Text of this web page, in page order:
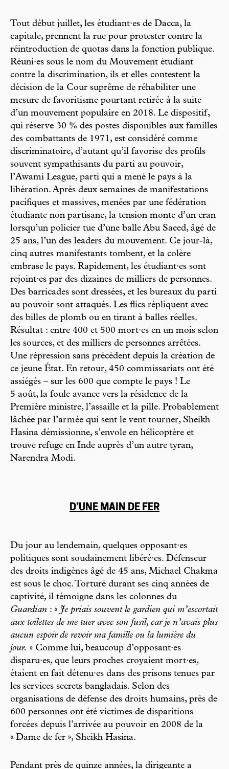
Tout début juillet, les étudiant·es de Dacca, la
capitale, prennent la rue pour protester contre la
réintroduction de quotas dans la fonction publique.
Réuni·es sous le nom du Mouvement étudiant
contre la discrimination, ils et elles contestent la
décision de la Cour suprême de réhabiliter une
mesure de favoritisme pourtant retirée à la suite
d’un mouvement populaire en 2018. Le dispositif,
qui réserve 30 % des postes disponibles aux familles
des combattants de 1971, est considéré comme
discriminatoire, d’autant qu’il favorise des profils
souvent sympathisants du parti au pouvoir,
l’Awami League, parti qui a mené le pays à la
libération. Après deux semaines de manifestations
pacifiques et massives, menées par une fédération
étudiante non partisane, la tension monte d’un cran
lorsqu’un policier tue d’une balle Abu Saeed, âgé de
25 ans, l’un des leaders du mouvement. Ce jour-là,
cinq autres manifestants tombent, et la colère
embrase le pays. Rapidement, les étudiant·es sont
rejoint·es par des dizaines de milliers de personnes.
Des barricades sont dressées, et les bureaux du parti
au pouvoir sont attaqués. Les flics répliquent avec
des billes de plomb ou en tirant à balles réelles.
Résultat : entre 400 et 500 mort·es en un mois selon
les sources, et des milliers de personnes arrêtées.
Une répression sans précédent depuis la création de
ce jeune État. En retour, 450 commissariats ont été
assiégés – sur les 600 que compte le pays ! Le
5 août, la foule avance vers la résidence de la
Première ministre, l’assaille et la pille. Probablement
lâchée par l’armée qui sent le vent tourner, Sheikh
Hasina démissionne, s’envole en hélicoptère et
trouve refuge en Inde auprès d’un autre tyran,
Narendra Modi.
D’UNE MAIN DE FER
Du jour au lendemain, quelques opposant·es
politiques sont soudainement libéré·es. Défenseur
des droits indigènes âgé de 45 ans, Michael Chakma
est sous le choc. Torturé durant ses cinq années de
captivité, il témoigne dans les colonnes du
Guardian : « Je priais souvent le gardien qui m’escortait
aux toilettes de me tuer avec son fusil, car je n’avais plus
aucun espoir de revoir ma famille ou la lumière du
jour. » Comme lui, beaucoup d’opposant·es
disparu·es, que leurs proches croyaient mort·es,
étaient en fait détenu·es dans des prisons tenues par
les services secrets bangladais. Selon des
organisations de défense des droits humains, près de
600 personnes ont été victimes de disparitions
forcées depuis l’arrivée au pouvoir en 2008 de la
« Dame de fer », Sheikh Hasina.
Pendant près de quinze années, la dirigeante a